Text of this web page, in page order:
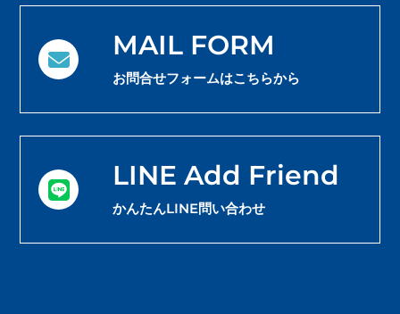
MAIL FORM
お問合せフォームはこちらから
LINE Add Friend
かんたんLINE問い合わせ